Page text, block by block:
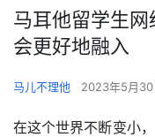
马耳他留学生
会更好地融入
马儿不理他 2023年5月
在这个世界不断变小